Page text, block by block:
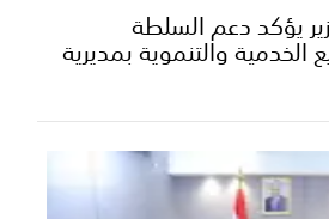
يؤكد دعم السلطة
الخدمية والتنموية بمديرية